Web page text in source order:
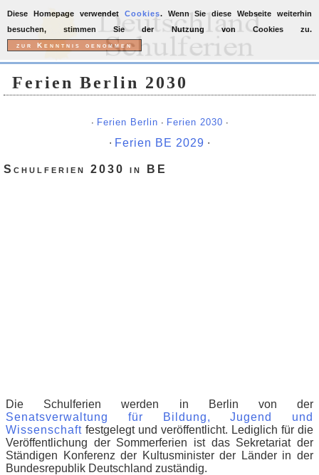
Ferien Berlin 2030
∙ Ferien Berlin ∙ Ferien 2030 ∙
∙ Ferien BE 2029 ∙
Schulferien 2030 in BE
Die Schulferien werden in Berlin von der
Senatsverwaltung für Bildung, Jugend und
Wissenschaft festgelegt und veröffentlicht. Lediglich für die
Veröffentlichung der Sommerferien ist das Sekretariat der
Ständigen Konferenz der Kultusminister der Länder in der
Bundesrepublik Deutschland zuständig.
Diese Homepage verwendet Cookies. Wenn Sie diese Webseite weiterhin
besuchen, stimmen Sie der Nutzung von Cookies zu.